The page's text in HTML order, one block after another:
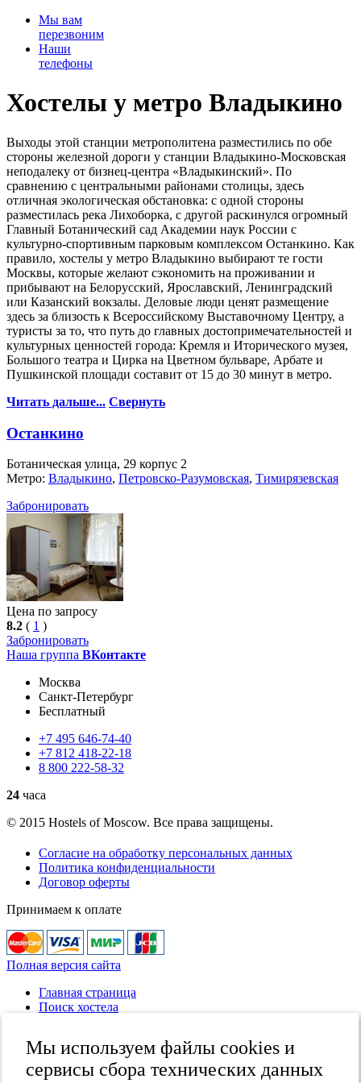
Мы вам
перезвоним
Наши
телефоны
Хостелы у метро Владыкино
Выходы этой станции метрополитена разместились по обе
стороны железной дороги у станции Владыкино-Московская
неподалеку от бизнец-центра «Владыкинский». По
сравнению с центральными районами столицы, здесь
отличная экологическая обстановка: с одной стороны
разместилась река Лихоборка, с другой раскинулся огромный
Главный Ботанический сад Академии наук России с
культурно-спортивным парковым комплексом Останкино. Как
правило, хостелы у метро Владыкино выбирают те гости
Москвы, которые желают сэкономить на проживании и
прибывают на Белорусский, Ярославский, Ленинградский
или Казанский вокзалы. Деловые люди ценят размещение
здесь за близость к Всероссийскому Выставочному Центру, а
туристы за то, что путь до главных достопримечательностей и
культурных ценностей города: Кремля и Иторического музея,
Большого театра и Цирка на Цветном бульваре, Арбате и
Пушкинской площади составит от 15 до 30 минут в метро.
Читать дальше... Свернуть
Останкино
Ботаническая улица, 29 корпус 2
Метро: Владыкино, Петровско-Разумовская, Тимирязевская
Забронировать
Цена по запросу
8.2 ( 1 )
Забронировать
Наша группа ВКонтакте
Москва
Санкт-Петербург
Бесплатный
+7 495 646-74-40
+7 812 418-22-18
8 800 222-58-32
24 часа
© 2015 Hostels of Moscow. Все права защищены.
Согласие на обработку персональных данных
Политика конфиденциальности
Договор оферты
Принимаем к оплате
Мы используем файлы cookies и
сервисы сбора технических данных
Полная версия сайта
Главная страница
Поиск хостела
Каталог хостелов
Как оплатить
Контакты